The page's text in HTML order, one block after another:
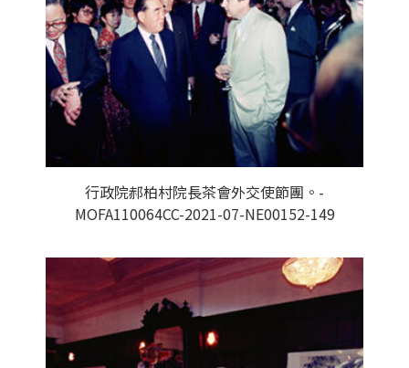
行政院郝柏村院長茶會外交使節團。-
MOFA110064CC-2021-07-NE00152-149